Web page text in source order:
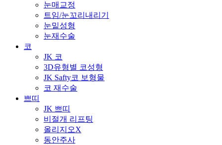
눈매교정
트임/눈꼬리내리기
눈밑성형
눈재수술
코
JK 코
3D유형별 코성형
JK Safty코 보형물
코 재수술
쁘띠
JK 쁘띠
비절개 리프팅
올리지오X
동안주사